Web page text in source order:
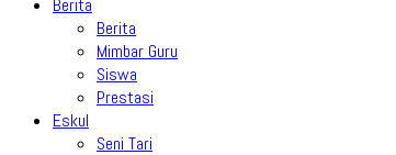
Berita
Berita
Mimbar Guru
Siswa
Prestasi
Eskul
Seni Tari